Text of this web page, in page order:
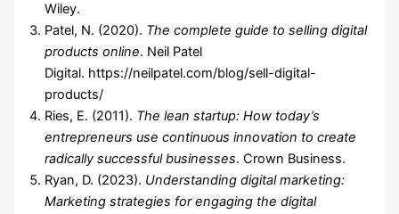
Wiley.
Patel, N. (2020). The complete guide to selling digital
products online. Neil Patel
Digital. https://neilpatel.com/blog/sell-digital-
products/
Ries, E. (2011). The lean startup: How today’s
entrepreneurs use continuous innovation to create
radically successful businesses. Crown Business.
Ryan, D. (2023). Understanding digital marketing:
Marketing strategies for engaging the digital